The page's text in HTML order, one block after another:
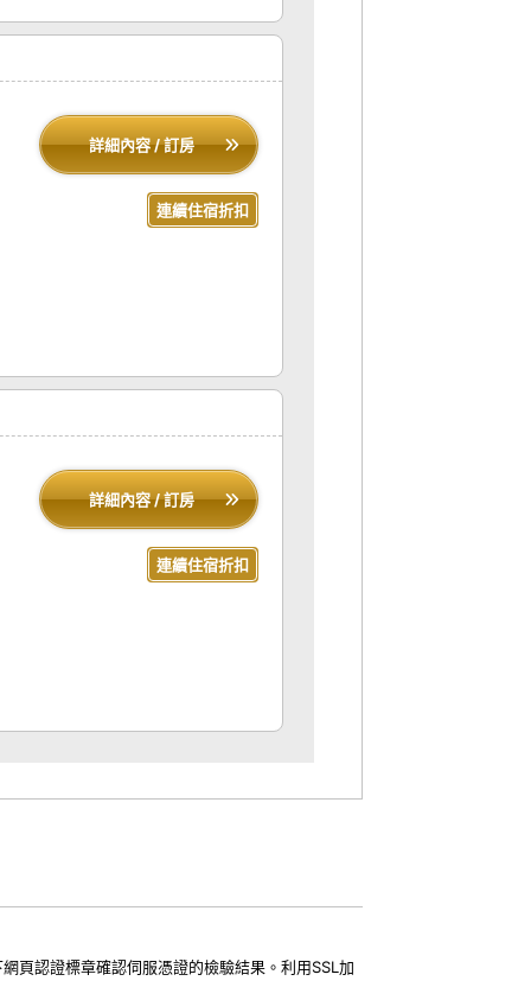
詳細內容 / 訂房
連續住宿折扣
詳細內容 / 訂房
連續住宿折扣
頁認證標章確認伺服憑證的檢驗結果。利用SSL加